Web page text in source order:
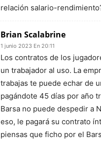
relación salario-
Brian Scalabrine
1 junio 2023 En 20:11
Los contratos de los
un trabajador al uso. La
trabajas te puede echar de
pagándote 45 días por año
Barsa no puede despedir a
eso, le pagará su contrato
piensas que ficho por el